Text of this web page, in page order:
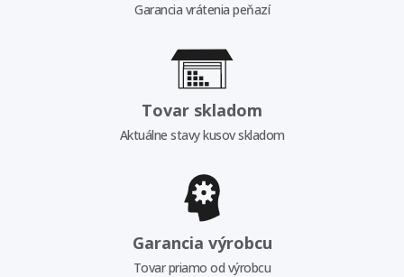
Garancia vrátenia peňazí
Tovar skladom
Aktuálne stavy kusov skladom
Garancia výrobcu
Tovar priamo od výrobcu